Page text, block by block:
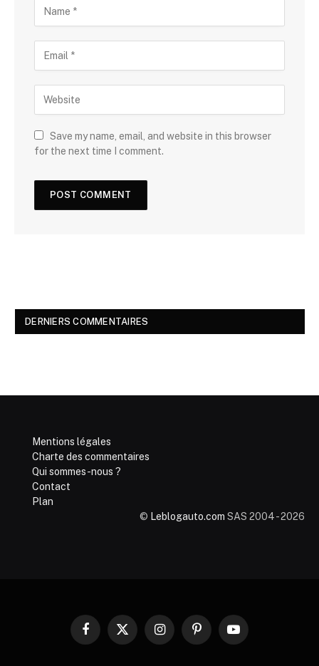
Save my name, email, and website in this browser
for the next time I comment.
DERNIERS COMMENTAIRES
Mentions légales
Charte des commentaires
Qui sommes-nous ?
Contact
Plan
© Leblogauto.com SAS 2004 - 2026
Facebook
X
InstagramPinterestYouTube